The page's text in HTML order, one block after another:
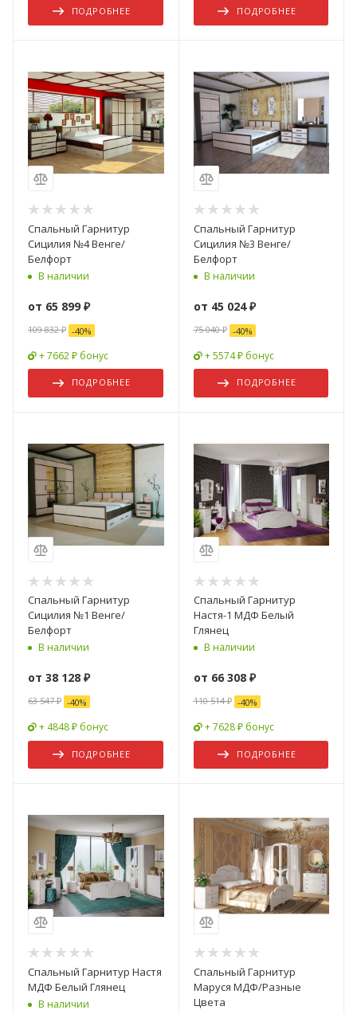
ПОДРОБНЕЕ ПОДРОБНЕЕ
Спальный Гарнитур
Сицилия №4 Венге/
Белфорт
В наличии
от 65 899 ₽
109 832 ₽ -40%
+ 7662 ₽ бонус
ПОДРОБНЕЕ
Спальный Гарнитур
Сицилия №3 Венге/
Белфорт
В наличии
от 45 024 ₽
75 040 ₽ -40%
+ 5574 ₽ бонус
ПОДРОБНЕЕ
Спальный Гарнитур
Сицилия №1 Венге/
Белфорт
В наличии
от 38 128 ₽
63 547 ₽ -40%
+ 4848 ₽ бонус
ПОДРОБНЕЕ
Спальный Гарнитур
Настя-1 МДФ Белый
Глянец
В наличии
от 66 308 ₽
110 514 ₽ -40%
+ 7628 ₽ бонус
ПОДРОБНЕЕ
Спальный Гарнитур Настя
МДФ Белый Глянец
В наличии
Спальный Гарнитур
Маруся МДФ/Разные
Цвета